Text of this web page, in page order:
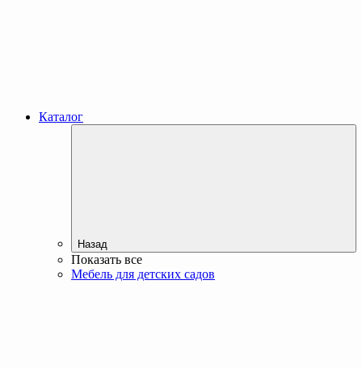
Каталог
Назад
Показать все
Мебель для детских садов